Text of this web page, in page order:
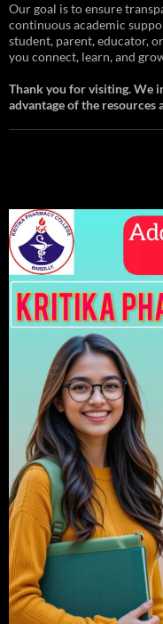
Our goal is to ensure
continuous academic
student, parent, educator,
you connect, learn, and
Thank you for visiting. We
advantage of the resources